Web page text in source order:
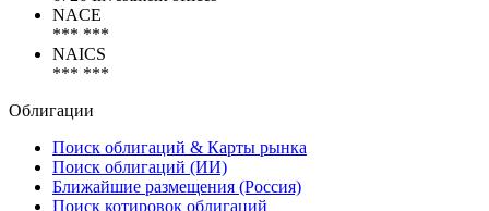
LEI
549300GRI7UHZPXEL326
SIC
6726 Investment offices
*** ***
*** ***
Облигации